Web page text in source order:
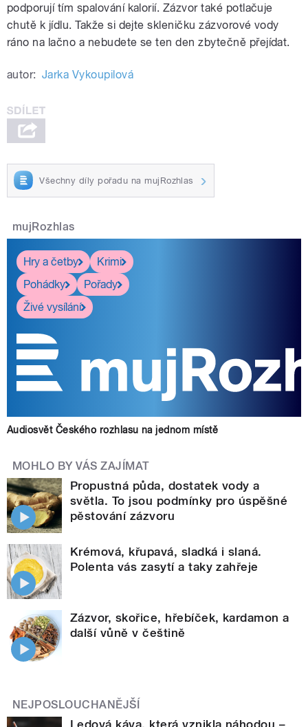
podporují tím spalování kalorií. Zázvor také potlačuje
chutě k jídlu. Takže si dejte skleničku zázvorové vody
ráno na lačno a nebudete se ten den zbytečně přejídat.
autor: Jarka Vykoupilová
Všechny díly pořadu na mujRozhlas
mujRozhlas
Hry a četby
Krimi
Pohádky
Pořady
Živé vysílání
Audiosvět Českého rozhlasu na jednom místě
MOHLO BY VÁS ZAJÍMAT
Propustná půda, dostatek vody a
světla. To jsou podmínky pro úspěšné
pěstování zázvoru
Krémová, křupavá, sladká i slaná.
Polenta vás zasytí a taky zahřeje
Zázvor, skořice, hřebíček, kardamon a
další vůně v češtině
NEJPOSLOUCHANĚJŠÍ